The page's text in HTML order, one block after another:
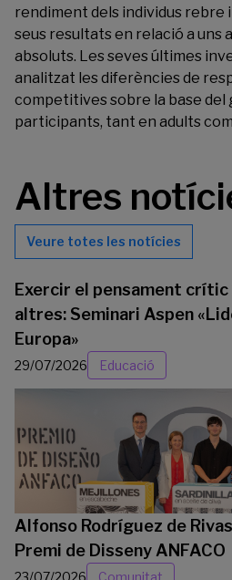
rendiment dels individus rebre
seus resultats en relació a uns
absoluts. Les seves últimes
analitzat les diferències de
competitives sobre la base del
participants, tant en adults
Altres
Veure totes les notícies
Exercir el pensament
altres: Seminari Aspen
Europa»
29/07/2026 Educació
Alfonso Rodríguez de
Premi de Disseny ANFACO